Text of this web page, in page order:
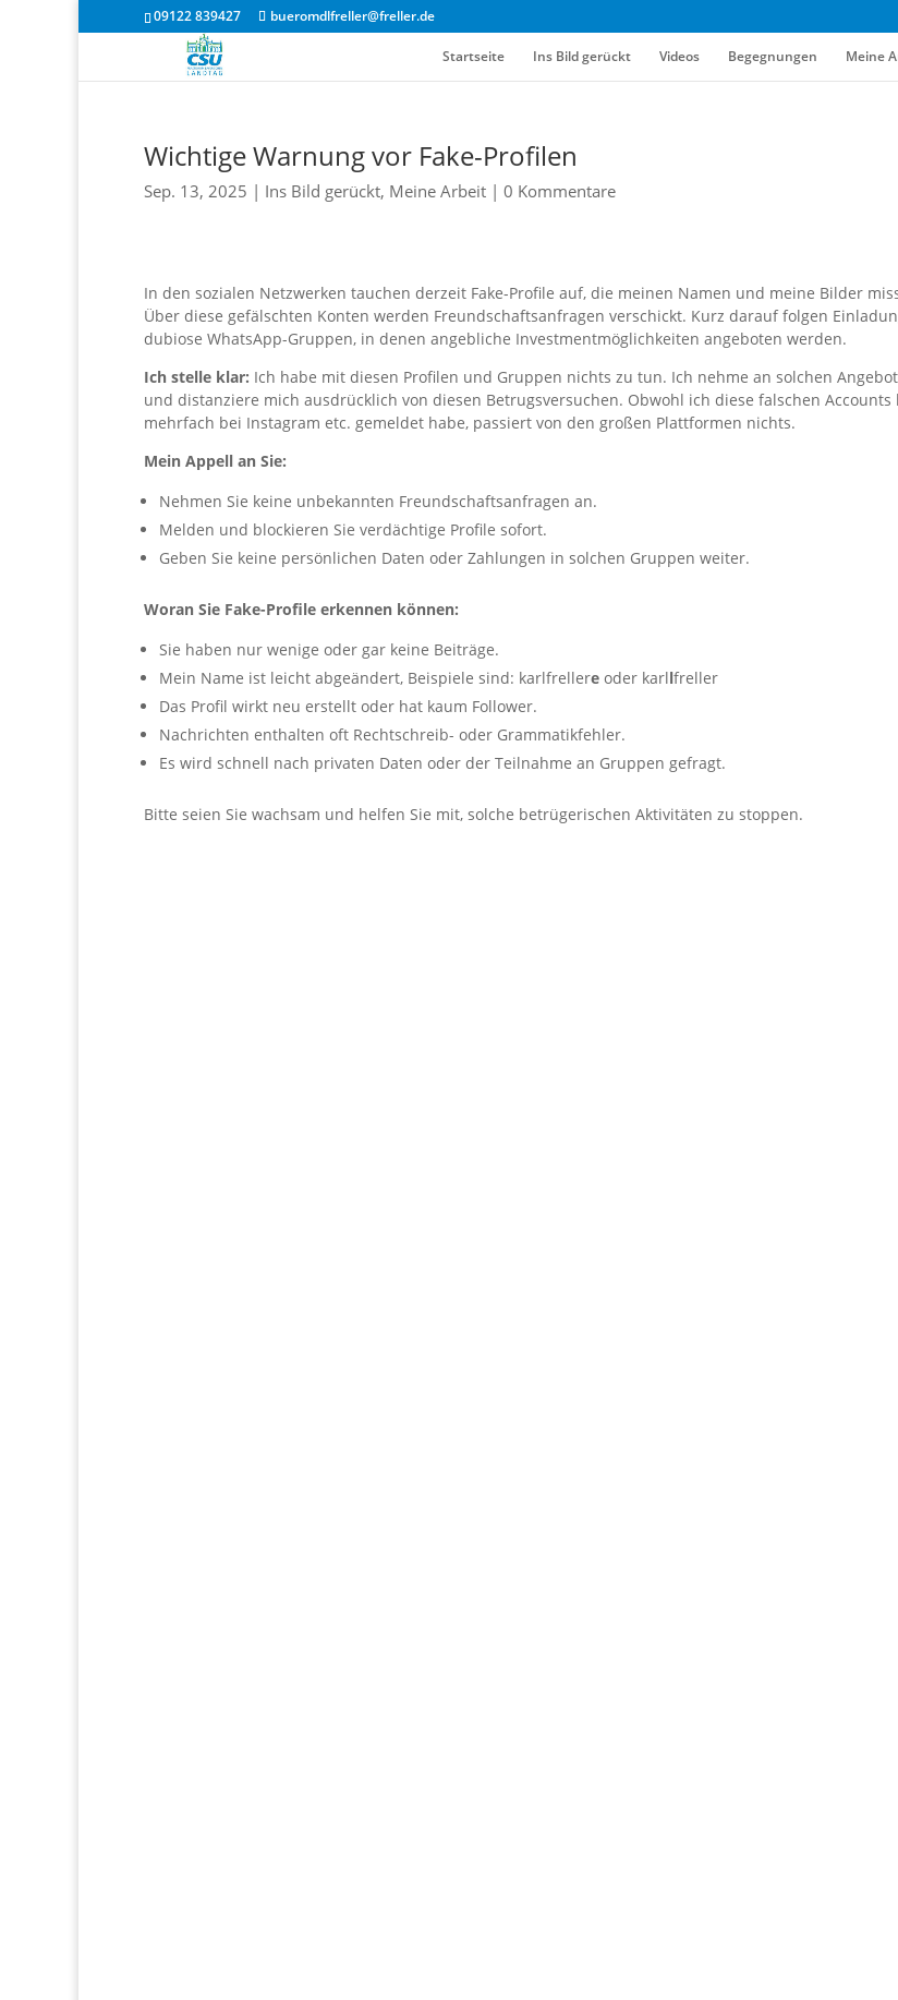
09122 839427 bueromdlfreller@freller.de
Startseite Ins Bild gerückt Videos Begegnungen Meine
Wichtige Warnung vor Fake-Profilen
Sep. 13, 2025 | Ins Bild gerückt, Meine Arbeit | 0 Kommentare
In den sozialen Netzwerken tauchen derzeit Fake-Profile auf, die meinen Namen und meine Bilder
Über diese gefälschten Konten werden Freundschaftsanfragen verschickt. Kurz darauf folgen
dubiose WhatsApp-Gruppen, in denen angebliche Investmentmöglichkeiten angeboten werden.
Ich stelle klar: Ich habe mit diesen Profilen und Gruppen nichts zu tun. Ich nehme an solchen
und distanziere mich ausdrücklich von diesen Betrugsversuchen. Obwohl ich diese falschen
mehrfach bei Instagram etc. gemeldet habe, passiert von den großen Plattformen nichts.
Mein Appell an Sie:
Nehmen Sie keine unbekannten Freundschaftsanfragen an.
Melden und blockieren Sie verdächtige Profile sofort.
Geben Sie keine persönlichen Daten oder Zahlungen in solchen Gruppen weiter.
Woran Sie Fake-Profile erkennen können:
Sie haben nur wenige oder gar keine Beiträge.
Mein Name ist leicht abgeändert, Beispiele sind: karlfrellere oder karllfreller
Das Profil wirkt neu erstellt oder hat kaum Follower.
Nachrichten enthalten oft Rechtschreib- oder Grammatikfehler.
Es wird schnell nach privaten Daten oder der Teilnahme an Gruppen gefragt.
Bitte seien Sie wachsam und helfen Sie mit, solche betrügerischen Aktivitäten zu stoppen.